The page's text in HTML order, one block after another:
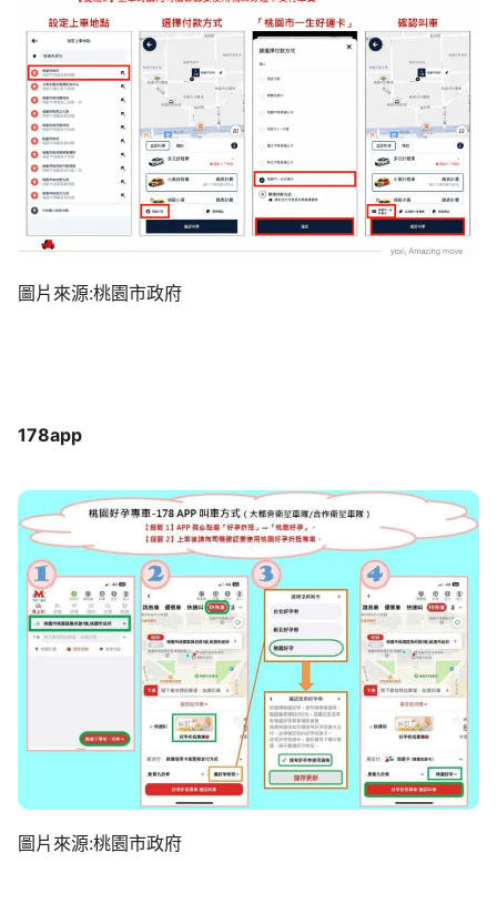
圖片來源:桃園市政府
178app
圖片來源:桃園市政府